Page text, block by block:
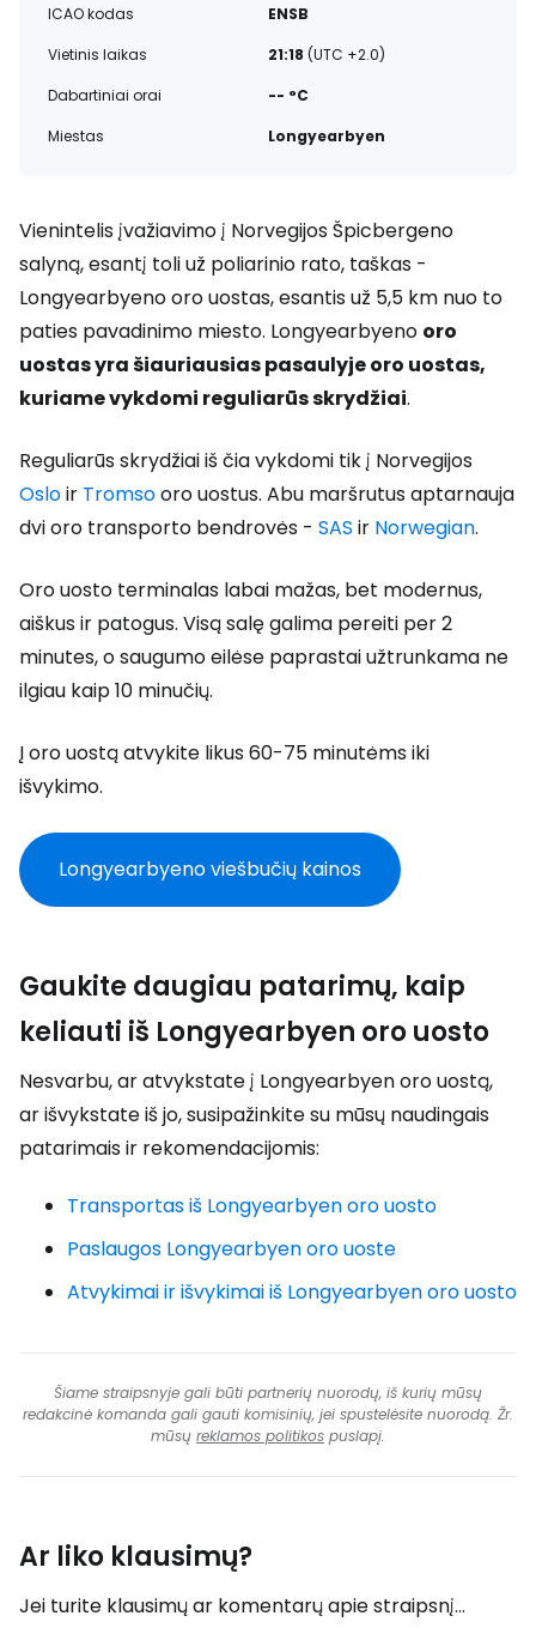
ICAO kodas
ENSB
Vietinis laikas
21:18 (UTC +2.0)
Dabartiniai orai
-- °C
Miestas
Longyearbyen
Vienintelis įvažiavimo į Norvegijos Špicbergeno
salyną, esantį toli už poliarinio rato, taškas -
Longyearbyeno oro uostas, esantis už 5,5 km nuo to
paties pavadinimo miesto. Longyearbyeno oro
uostas yra šiauriausias pasaulyje oro uostas,
kuriame vykdomi reguliarūs skrydžiai.
Reguliarūs skrydžiai iš čia vykdomi tik į Norvegijos
Osloir Tromsooro uostus. Abu maršrutus aptarnauja
dvi oro transporto bendrovės - SAS ir Norwegian.
Oro uosto terminalas labai mažas, bet modernus,
aiškus ir patogus. Visą salę galima pereiti per 2
minutes, o saugumo eilėse paprastai užtrunkama ne
ilgiau kaip 10 minučių.
Į oro uostą atvykite likus 60-75 minutėms iki
išvykimo.
Longyearbyeno viešbučių kainos
Gaukite daugiau patarimų, kaip
keliauti iš Longyearbyen oro uosto
Nesvarbu, ar atvykstate į Longyearbyen oro uostą,
ar išvykstate iš jo, susipažinkite su mūsų naudingais
patarimais ir rekomendacijomis:
Transportas iš Longyearbyen oro uosto
Paslaugos Longyearbyen oro uoste
Atvykimai ir išvykimai iš Longyearbyen oro uosto
Šiame straipsnyje gali būti partnerių nuorodų, iš kurių mūsų
redakcinė komanda gali gauti komisinių, jei spustelėsite nuorodą. Žr.
mūsų reklamos politikos puslapį.
Ar liko klausimų?
Jei turite klausimų ar komentarų apie straipsnį...